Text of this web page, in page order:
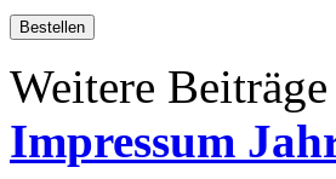
Bestellen
Weitere Beiträge
Impressum